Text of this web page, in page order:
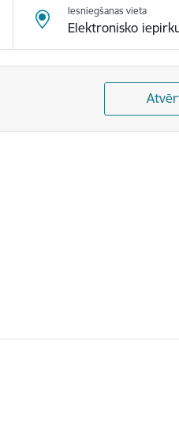
Iesniegšanas vieta
Elektronisko